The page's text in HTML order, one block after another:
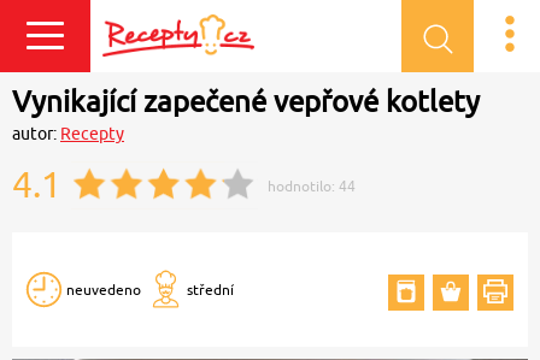
Přihlásit se
Vynikající zapečené vepřové kotlety
autor: Recepty
4.1 hodnotilo: 44
neuvedeno střední